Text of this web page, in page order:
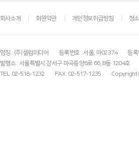
회사소개 회원약관 개인정보취급방침 청
명칭 : (주)셀럽미디어 등록번호 : 서울, 아02374 등록
발행소 : 서울특별시 강서구 마곡중앙6로 66, B동 1204호
TEL. 02-518-1232
FAX. 02-517-1235 Copyright